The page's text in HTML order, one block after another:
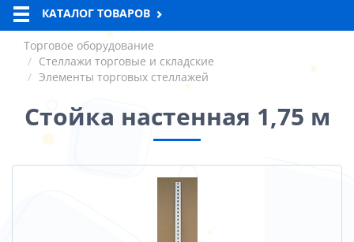
КАТАЛОГ ТОВАРОВ
Торговое оборудование
Стеллажи торговые и складские
Элементы торговых стеллажей
Стойка настенная 1,75 м